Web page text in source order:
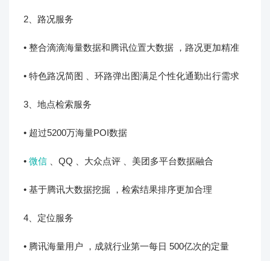
2、路况服务
• 整合滴滴海量数据和腾讯位置大数据 ，路况更加精准
• 特色路况简图 、环路弹出图满足个性化通勤出行需求
3、地点检索服务
• 超过5200万海量POI数据
• 微信 、QQ 、大众点评 、美团多平台数据融合
• 基于腾讯大数据挖掘 ，检索结果排序更加合理
4、定位服务
• 腾讯海量用户 ，成就行业第一每日 500亿次的定量